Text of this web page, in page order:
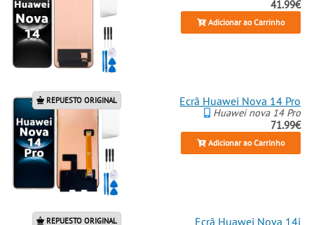
41.99€
Adicionar ao Carrinho
REPUESTO ORIGINAL Ecrã Huawei Nova 14 Pro
Huawei nova 14 Pro
71.99€
Adicionar ao Carrinho
REPUESTO ORIGINAL Ecrã Huawei Nova 14i